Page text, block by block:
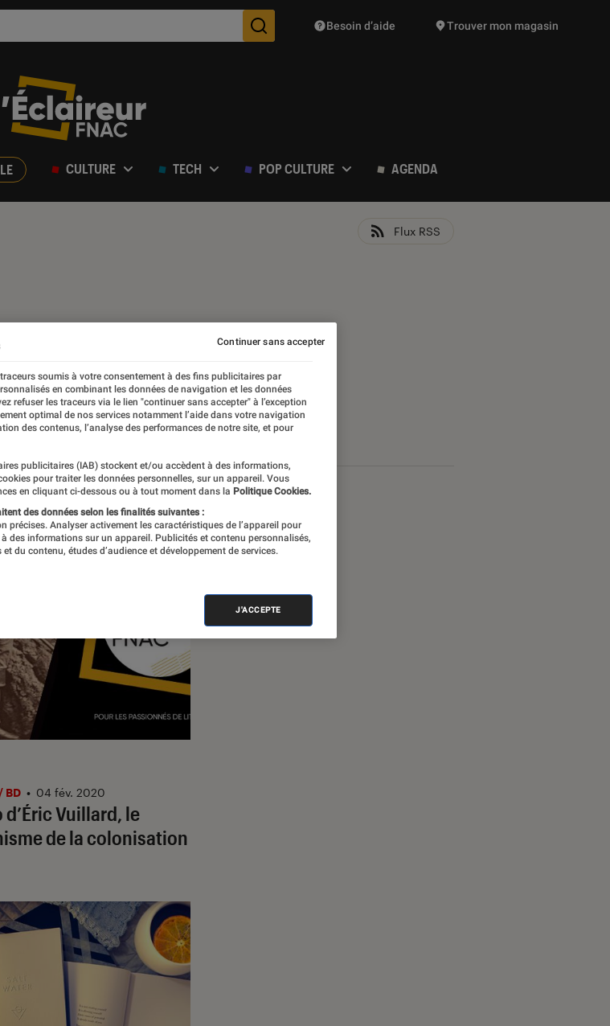
Des suggestions de produits vont vous être proposées
Besoin d’aide Trouver mon magasin
CULTURE TECH POP CULTURE AGENDA
Flux RSS
d’Éric Vuillard, le
de la colonisation
BD • 04 fév. 2020
soumis à votre consentement à des fins publicitaires par
en combinant les données de navigation et les données
refuser les traceurs via le lien "continuer sans accepter" à l’exception
optimal de nos services notamment l’aide dans votre navigation
des contenus, l’analyse des performances de notre site, et pour
publicitaires (IAB) stockent et/ou accèdent à des informations,
pour traiter les données personnelles, sur un appareil. Vous
en cliquant ci-dessous ou à tout moment dans la Politique Cookies.
des données selon les finalités suivantes :
précises. Analyser activement les caractéristiques de l’appareil pour
des informations sur un appareil. Publicités et contenu personnalisés,
du contenu, études d’audience et développement de services.
J'ACCEPTE
Continuer sans accepter